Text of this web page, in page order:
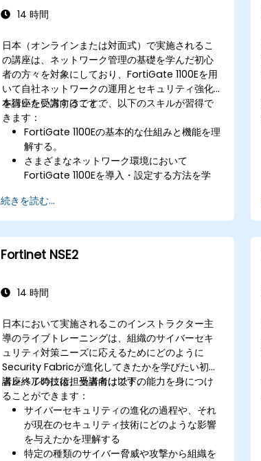
14 時間
日本（オンラインまたは対面式）で実施されるこ
の講座は、ネットワーク管理の基礎を学んだ初心
者の方々を対象にしており、FortiGate 1100Eを用
いて自社ネットワークの運用とセキュリティ強化
を行いたい方向けです。
本講座を受講することで、以下のスキルが習得で
きます：
FortiGate 1100Eの基本的な仕組みと機能を理
解する。
さまざまなネットワーク環境において
FortiGate 1100Eを導入・設定する方法を学
基本的な設定や管理作業について実践的な経
験を得る。
を理解する。
FortiGate 1100Eの監視およびメンテナンス方
続きを読む...
Fortinet NSE2
14 時間
日本において実施されるこのインストラクター主
導のライブトレーニングは、組織のサイバーセキ
ュリティ対策ニーズに応えるためにどのように
Security Fabricが進化してきたかを学びたい初心
者レベルの技術担当者向けです。
講座終了時には、受講者は以下の能力を身につけ
ることができます：
サイバーセキュリティの進化の過程や、それ
が現在のセキュリティ技術にどのような影響
を与えたかを理解する
特定の種類のサイバー脅威や攻撃から組織を